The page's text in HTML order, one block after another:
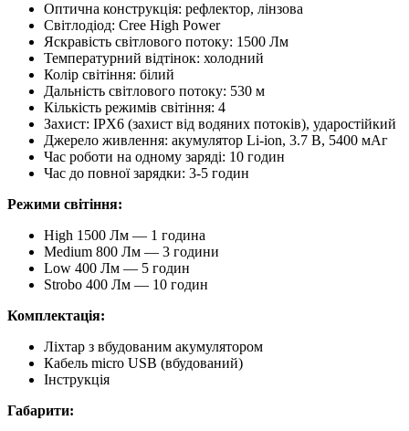
Оптична конструкція: рефлектор, лінзова
Світлодіод: Cree High Power
Яскравість світлового потоку: 1500 Лм
Температурний відтінок: холодний
Колір світіння: білий
Дальність світлового потоку: 530 м
Кількість режимів світіння: 4
Захист: IPХ6 (захист від водяних потоків), ударостійкий
Джерело живлення: акумулятор Li-ion, 3.7 В, 5400 мАг
Час роботи на одному заряді: 10 годин
Час до повної зарядки: 3-5 годин
Режими світіння:
High 1500 Лм — 1 година
Medium 800 Лм — 3 години
Low 400 Лм — 5 годин
Strobo 400 Лм — 10 годин
Комплектація:
Ліхтар з вбудованим акумулятором
Кабель micro USB (вбудований)
Інструкція
Габарити: